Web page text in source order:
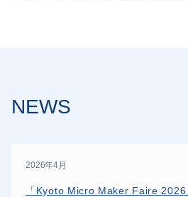
NEWS
2026年4月
「Kyoto Micro Maker Faire 2026